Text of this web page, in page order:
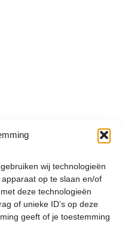
wij technologieën
op te slaan en/of
deze technologieën
of unieke ID’s op deze
geeft of je toestemming